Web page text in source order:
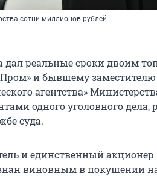
сотни миллионов рублей
реальные сроки двоим
и бывшему заместителю
агентства»
одного уголовного дела,
суда.
и единственный акционер
виновным в покушении